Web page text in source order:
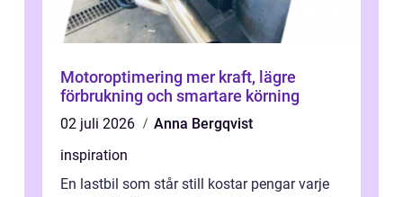
Motoroptimering mer kraft, lägre
förbrukning och smartare körning
02 juli 2026
Anna Bergqvist
inspiration
En lastbil som står still kostar pengar varje